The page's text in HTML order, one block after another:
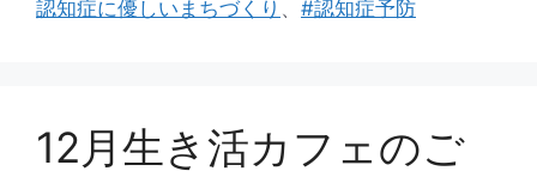
認知症に優しいまちづくり 、 #認知症予防
12月生き活カフェのご